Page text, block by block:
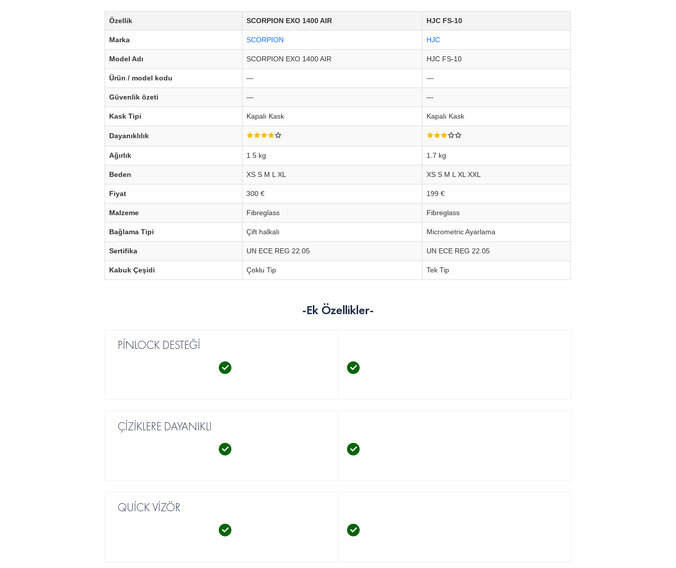
Özellik SCORPION EXO 1400 AIR HJC FS-10
Marka SCORPION HJC
Model Adı SCORPION EXO 1400 AIR HJC FS-10
Ürün / model kodu — —
Güvenlik özeti — —
Kask Tipi Kapalı Kask Kapalı Kask
Dayanıklılık
Ağırlık 1.5 kg 1.7 kg
Beden XS S M L XL XS S M L XL XXL
Fiyat 300 € 199 €
Malzeme Fibreglass Fibreglass
Bağlama Tipi Çift halkalı Micrometric Ayarlama
Sertifika UN ECE REG 22.05 UN ECE REG 22.05
Kabuk Çeşidi Çoklu Tip Tek Tip
-Ek Özellikler-
PİNLOCK DESTEĞİ
ÇİZİKLERE DAYANIKLI
QUİCK VİZÖR